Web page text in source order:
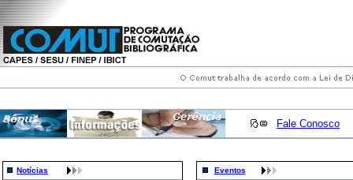
Fale Conosco
Notícias Eventos